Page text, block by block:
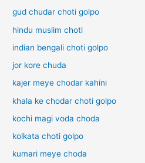
gud chudar choti golpo
hindu muslim choti
indian bengali choti golpo
jor kore chuda
kajer meye chodar kahini
khala ke chodar choti golpo
kochi magi voda choda
kolkata choti golpo
kumari meye choda